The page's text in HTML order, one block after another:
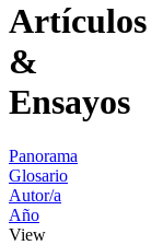
Artículos
&
Ensayos
Panorama
Glosario
Autor/a
Año
View